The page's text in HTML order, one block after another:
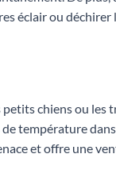
éclair ou déchirer
chiens ou les
température
et offre une